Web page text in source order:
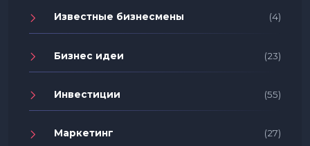
Известные бизнесмены (4)
Бизнес идеи (23)
Инвестиции (55)
Маркетинг (27)